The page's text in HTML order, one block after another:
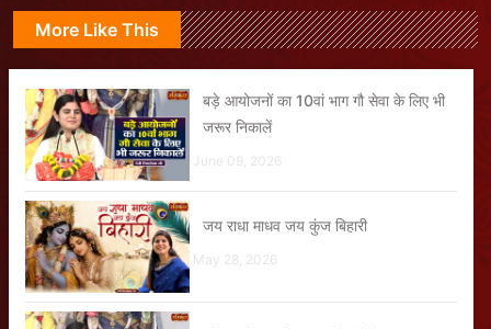
More Like This
बड़े आयोजनों का 10वां भाग गौ सेवा के लिए भी
जरूर निकालें
June 09, 2026
जय राधा माधव जय कुंज बिहारी
May 28, 2026